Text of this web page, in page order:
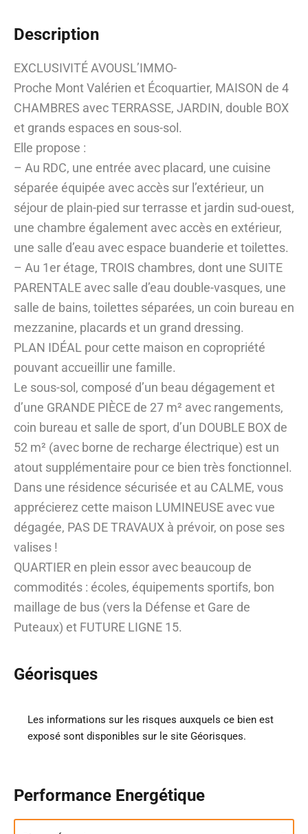
Description
EXCLUSIVITÉ AVOUSL’IMMO-
Proche Mont Valérien et Écoquartier, MAISON de 4
CHAMBRES avec TERRASSE, JARDIN, double BOX
et grands espaces en sous-sol.
Elle propose :
– Au RDC, une entrée avec placard, une cuisine
séparée équipée avec accès sur l’extérieur, un
séjour de plain-pied sur terrasse et jardin sud-ouest,
une chambre également avec accès en extérieur,
une salle d’eau avec espace buanderie et toilettes.
– Au 1er étage, TROIS chambres, dont une SUITE
PARENTALE avec salle d’eau double-vasques, une
salle de bains, toilettes séparées, un coin bureau en
mezzanine, placards et un grand dressing.
PLAN IDÉAL pour cette maison en copropriété
pouvant accueillir une famille.
Le sous-sol, composé d’un beau dégagement et
d’une GRANDE PIÈCE de 27 m² avec rangements,
coin bureau et salle de sport, d’un DOUBLE BOX de
52 m² (avec borne de recharge électrique) est un
atout supplémentaire pour ce bien très fonctionnel.
Dans une résidence sécurisée et au CALME, vous
apprécierez cette maison LUMINEUSE avec vue
dégagée, PAS DE TRAVAUX à prévoir, on pose ses
valises !
QUARTIER en plein essor avec beaucoup de
commodités : écoles, équipements sportifs, bon
maillage de bus (vers la Défense et Gare de
Puteaux) et FUTURE LIGNE 15.
Géorisques
Les informations sur les risques auxquels ce bien est
exposé sont disponibles sur le site Géorisques.
Performance Energétique